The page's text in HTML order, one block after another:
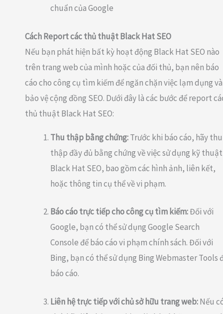
chuẩn của Google
Cách Report các thủ thuật Black Hat SEO
Nếu bạn phát hiện bất kỳ hoạt động Black Hat SEO nào
trên trang web của mình hoặc của đối thủ, bạn nên báo
cáo cho công cụ tìm kiếm để ngăn chặn việc lạm dụng và
bảo vệ cộng đồng SEO. Dưới đây là các bước để report
thủ thuật Black Hat SEO:
Thu thập bằng chứng:Trước khi báo cáo, hãy thu
thập đầy đủ bằng chứng về việc sử dụng kỹ thuật
Black Hat SEO, bao gồm các hình ảnh, liên kết,
hoặc thông tin cụ thể về vi phạm.
Báo cáo trực tiếp cho công cụ tìm kiếm:Đối với
Google, bạn có thể sử dụng Google Search
Console để báo cáo vi phạm chính sách. Đối với
Bing, bạn có thể sử dụng Bing Webmaster Tools
báo cáo.
Liên hệ trực tiếp với chủ sở hữu trang web:Nếu